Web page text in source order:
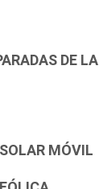
DE LA
MÓVIL